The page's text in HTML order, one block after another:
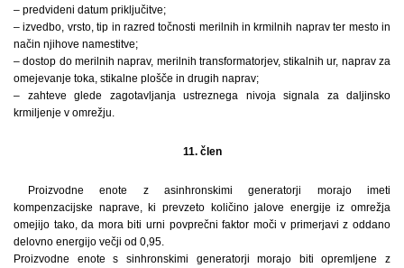
– predvideni datum priključitve;
– izvedbo, vrsto, tip in razred točnosti merilnih in krmilnih naprav ter mesto in
način njihove namestitve;
– dostop do merilnih naprav, merilnih transformatorjev, stikalnih ur, naprav za
omejevanje toka, stikalne plošče in drugih naprav;
– zahteve glede zagotavljanja ustreznega nivoja signala za daljinsko
krmiljenje v omrežju.
11. člen
Proizvodne enote z asinhronskimi generatorji morajo imeti
kompenzacijske naprave, ki prevzeto količino jalove energije iz omrežja
omejijo tako, da mora biti urni povprečni faktor moči v primerjavi z oddano
delovno energijo večji od 0,95.
Proizvodne enote s sinhronskimi generatorji morajo biti opremljene z